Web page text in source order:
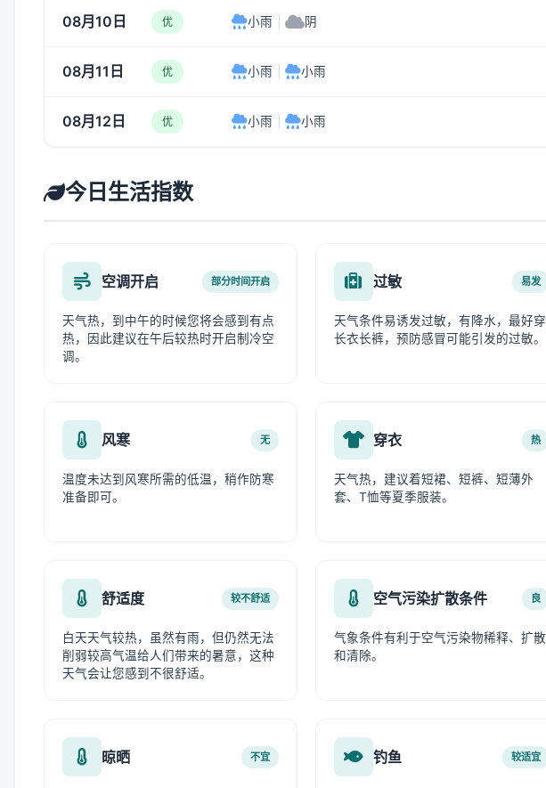
08月10日 优 小雨 阴
08月11日 优 小雨 小雨
08月12日 优 小雨 小雨
今日生活指数
空调开启 部分时间开启
天气热，到中午的时候您将会感到有点
热，因此建议在午后较热时开启制冷空
调。
过敏 易发
天气条件易诱发过敏，有降水，最好穿
长衣长裤，预防感冒可能引发的过敏。
风寒 无
温度未达到风寒所需的低温，稍作防寒
准备即可。
穿衣 热
天气热，建议着短裙、短裤、短薄外
套、T恤等夏季服装。
舒适度 较不舒适
白天天气较热，虽然有雨，但仍然无法
削弱较高气温给人们带来的暑意，这种
天气会让您感到不很舒适。
空气污染扩散条件 良
气象条件有利于空气污染物稀释、扩散
和清除。
晾晒 不宜 钓鱼 较适宜